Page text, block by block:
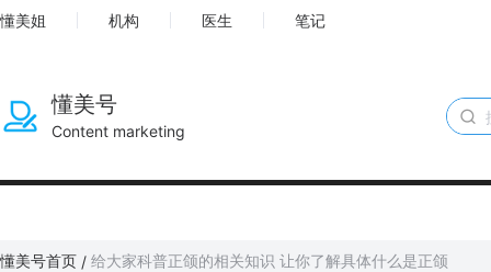
懂美姐 机构 医生 笔记
懂美号
Content marketing
懂美号首页 / 给大家科普正颌的相关知识 让你了解具体什么是正颌